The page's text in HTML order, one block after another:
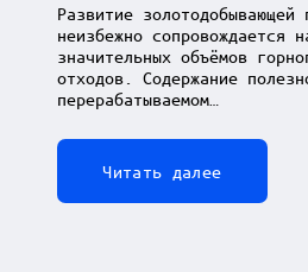
Развитие золотодобывающей
неизбежно сопровождается
значительных объёмов
отходов. Содержание
перерабатываемом…
Читать далее